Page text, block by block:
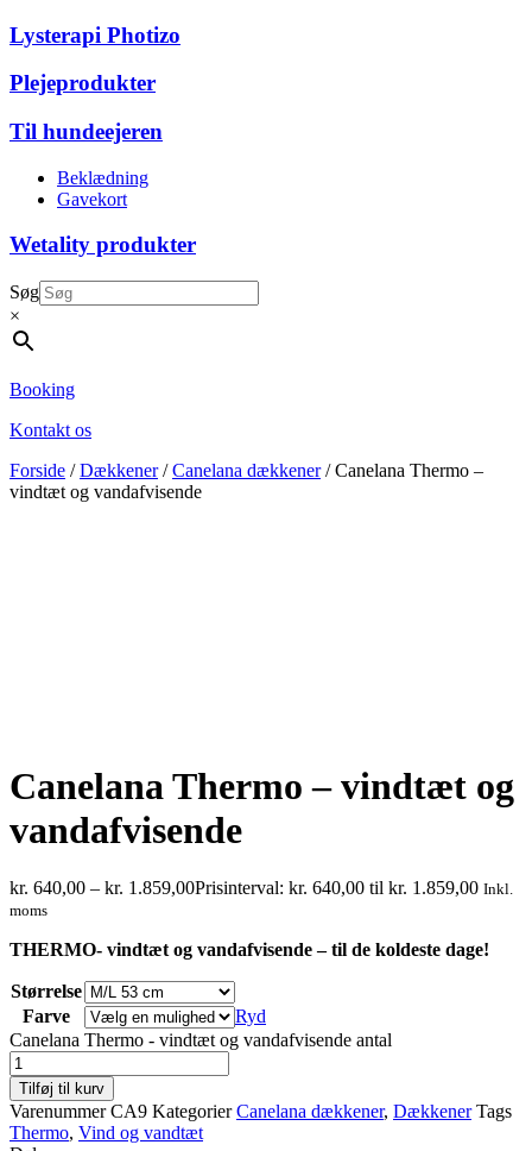
Lysterapi Photizo
Plejeprodukter
Til hundeejeren
Beklædning
Gavekort
Wetality produkter
Søg
×
Booking
Kontakt os
Forside /Dækkener/Canelana dækkener/ Canelana Thermo –
vindtæt og vandafvisende
Canelana Thermo – vindtæt og
vandafvisende
kr. 640,00 – kr. 1.859,00Prisinterval: kr. 640,00 til kr. 1.859,00 Inkl.
moms
THERMO- vindtæt og vandafvisende – til de koldeste dage!
Størrelse
Farve
Ryd
Canelana Thermo - vindtæt og vandafvisende antal
Tilføj til kurv
VarenummerCA9 Kategorier Canelana dækkener, Dækkener Tags
Thermo, Vind og vandtæt